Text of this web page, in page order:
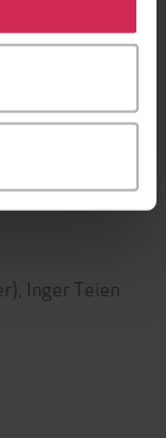
ved å klikke
Tore Skeie
Inger Teien